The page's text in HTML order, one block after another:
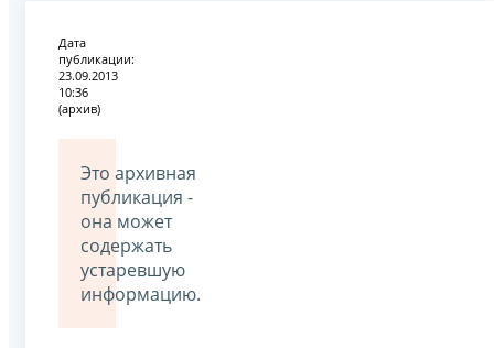
Дата
публикации:
23.09.2013
10:36
(архив)
Это архивная
публикация -
она может
содержать
устаревшую
информацию.